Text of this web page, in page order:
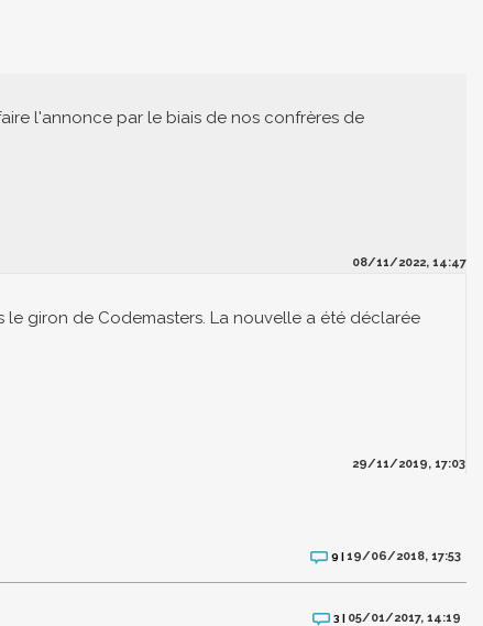
l'annonce par le biais de nos confrères de
08/11/2022, 14:47
le giron de Codemasters. La nouvelle a été déclarée
29/11/2019, 17:03
9 |19/06/2018, 17:53
3 | 05/01/2017, 14:19